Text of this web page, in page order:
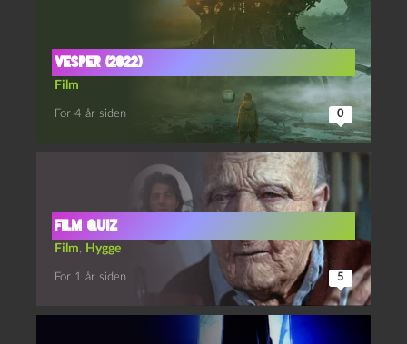
Vesper (2022)
Film
For 4 år siden 0
film quiz
Film, Hygge
For 1 år siden 5